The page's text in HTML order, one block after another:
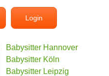
Login
Babysitter Hannover
Babysitter Köln
Babysitter Leipzig